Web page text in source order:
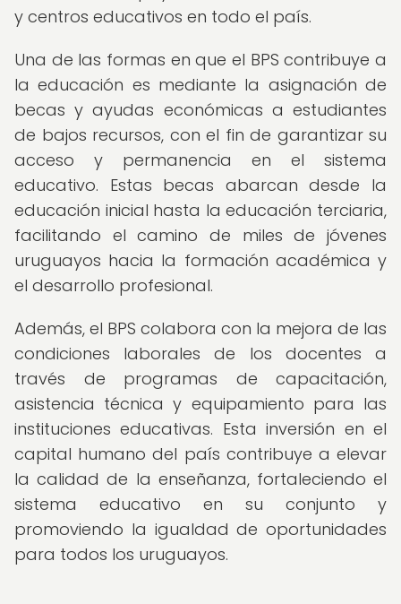
y centros educativos en todo el país.
Una de las formas en que el BPS contribuye a
la educación es mediante la asignación de
becas y ayudas económicas a estudiantes
de bajos recursos, con el fin de garantizar su
acceso y permanencia en el sistema
educativo. Estas becas abarcan desde la
educación inicial hasta la educación terciaria,
facilitando el camino de miles de jóvenes
uruguayos hacia la formación académica y
el desarrollo profesional.
Además, el BPS colabora con la mejora de las
condiciones laborales de los docentes a
través de programas de capacitación,
asistencia técnica y equipamiento para las
instituciones educativas. Esta inversión en el
capital humano del país contribuye a elevar
la calidad de la enseñanza, fortaleciendo el
sistema educativo en su conjunto y
promoviendo la igualdad de oportunidades
para todos los uruguayos.